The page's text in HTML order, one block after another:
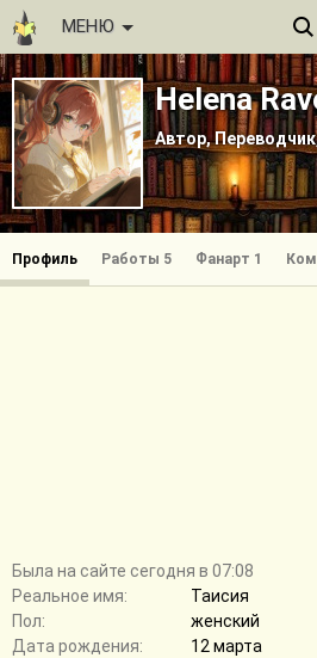
МЕНЮ
Helena
Автор,
Профиль Работы 5 Фанарт 1
Былa на сайте сегодня в 07:08
Реальное имя:
Таисия
Пол:
женский
Дата рождения:
12 марта